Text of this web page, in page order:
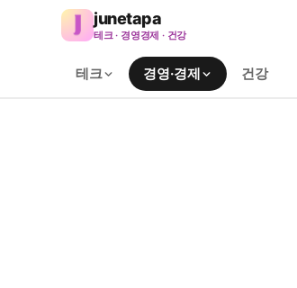
junetapa
테크 · 경영경제 · 건강
테크 경영·경제 건강